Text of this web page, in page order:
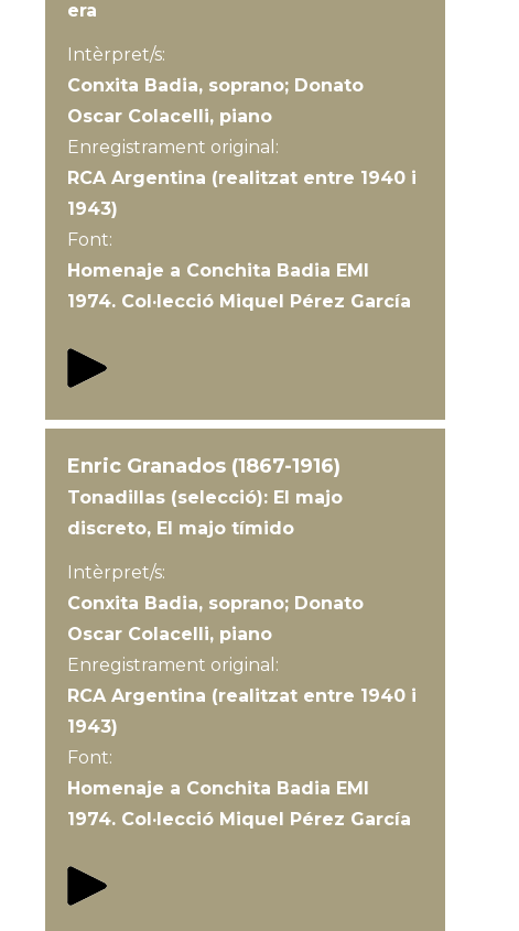
era
Intèrpret/s:
Conxita Badia, soprano; Donato
Oscar Colacelli, piano
Enregistrament original:
RCA Argentina (realitzat entre 1940 i
1943)
Font:
Homenaje a Conchita Badia EMI
1974. Col·lecció Miquel Pérez García
Enric Granados (1867-1916)
Tonadillas (selecció): El majo
discreto, El majo tímido
Intèrpret/s:
Conxita Badia, soprano; Donato
Oscar Colacelli, piano
Enregistrament original:
RCA Argentina (realitzat entre 1940 i
1943)
Font:
Homenaje a Conchita Badia EMI
1974. Col·lecció Miquel Pérez García